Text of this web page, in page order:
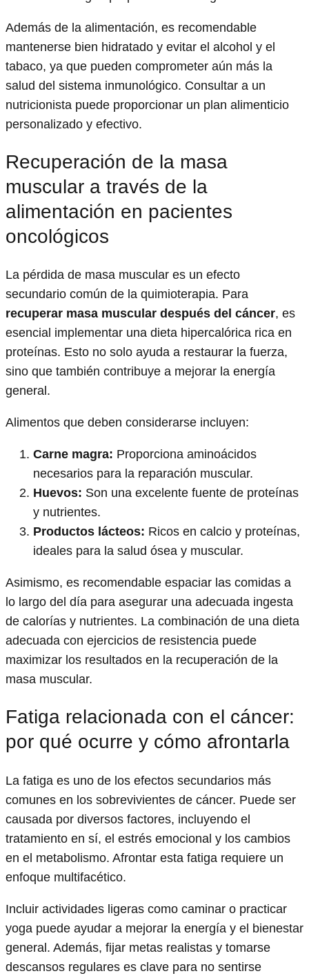
Además de la alimentación, es recomendable
mantenerse bien hidratado y evitar el alcohol y el
tabaco, ya que pueden comprometer aún más la
salud del sistema inmunológico. Consultar a un
nutricionista puede proporcionar un plan alimenticio
personalizado y efectivo.
Recuperación de la masa
muscular a través de la
alimentación en pacientes
oncológicos
La pérdida de masa muscular es un efecto
secundario común de la quimioterapia. Para
recuperar masa muscular después del cáncer, es
esencial implementar una dieta hipercalórica rica en
proteínas. Esto no solo ayuda a restaurar la fuerza,
sino que también contribuye a mejorar la energía
general.
Alimentos que deben considerarse incluyen:
Carne magra: Proporciona aminoácidos
necesarios para la reparación muscular.
Huevos: Son una excelente fuente de proteínas
y nutrientes.
Productos lácteos: Ricos en calcio y proteínas,
ideales para la salud ósea y muscular.
Asimismo, es recomendable espaciar las comidas a
lo largo del día para asegurar una adecuada ingesta
de calorías y nutrientes. La combinación de una dieta
adecuada con ejercicios de resistencia puede
maximizar los resultados en la recuperación de la
masa muscular.
Fatiga relacionada con el cáncer:
por qué ocurre y cómo afrontarla
La fatiga es uno de los efectos secundarios más
comunes en los sobrevivientes de cáncer. Puede ser
causada por diversos factores, incluyendo el
tratamiento en sí, el estrés emocional y los cambios
en el metabolismo. Afrontar esta fatiga requiere un
enfoque multifacético.
Incluir actividades ligeras como caminar o practicar
yoga puede ayudar a mejorar la energía y el bienestar
general. Además, fijar metas realistas y tomarse
descansos regulares es clave para no sentirse